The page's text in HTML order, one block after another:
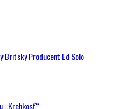
Britský Producent Ed Solo
„Krehkosť“